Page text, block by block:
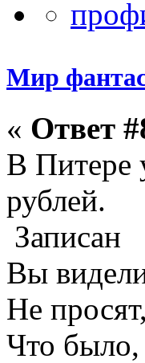
Мир
« Ответ
В Питере
рублей.
Записан
Вы
Не
Что было,